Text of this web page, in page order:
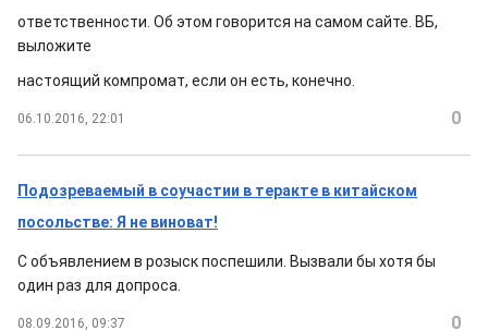
ответственности. Об этом говорится на самом сайте. ВБ,
выложите
настоящий компромат, если он есть, конечно.
06.10.2016, 22:01 0
Подозреваемый в соучастии в теракте в китайском
посольстве: Я не виноват!
С объявлением в розыск поспешили. Вызвали бы хотя бы
один раз для допроса.
08.09.2016, 09:37 0